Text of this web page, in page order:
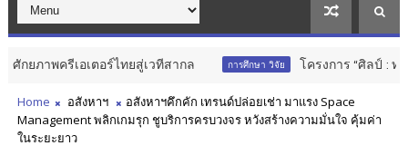
เอเตอร์ไทยสู่เวทีสากล การศึกษา วิจัย โครงการ “ศิลป์ : ทรัพย์” เปิดรับ
Home อสังหาฯ
อสังหาฯคึกคัก เทรนด์ปล่อยเช่า มาแรง Space
Management พลิกเกมรุก ชูบริการครบวงจร หวังสร้างความมั่นใจ คุ้มค่า
ในระยะยาว